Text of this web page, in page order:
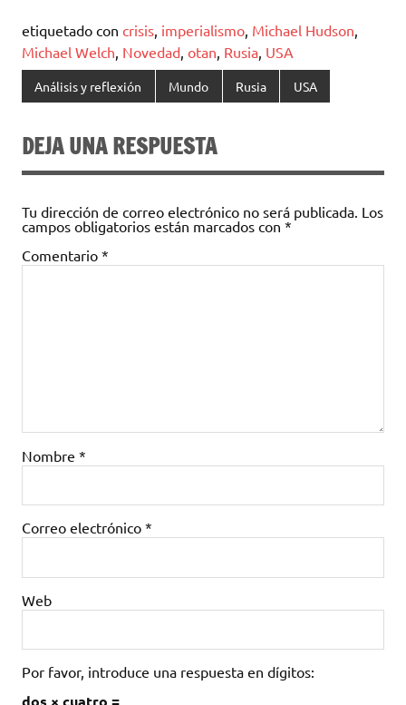
etiquetado con crisis, imperialismo, Michael Hudson,
Michael Welch, Novedad, otan, Rusia, USA
Análisis y reflexión Mundo Rusia USA
DEJA UNA RESPUESTA
Tu dirección de correo electrónico no será publicada. Los
campos obligatorios están marcados con *
Comentario *
Nombre *
Correo electrónico *
Web
Por favor, introduce una respuesta en dígitos: